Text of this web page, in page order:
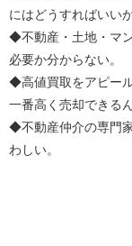
にはどうすればいいか
◆不動産・土地・マ
必要か分からない。
◆高値買取をアピー
一番高く売却できる
◆不動産仲介の専門
わしい。